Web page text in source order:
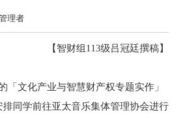
理者
【智财组113级吕冠廷撰稿】
「文化产业与智慧财产权专题实作」
排同学前往亚太音乐集体管理协会进行